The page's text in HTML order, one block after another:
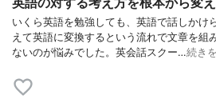
いくら英語を勉強しても、英語で話しかけ
えて英語に変換するという流れで文章を組
ないのが悩みでした。英会話スクー…続き